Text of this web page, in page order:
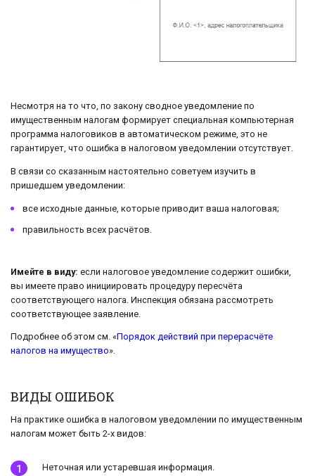
Несмотря на то что, по закону сводное уведомление по
имущественным налогам формирует специальная компьютерная
программа налоговиков в автоматическом режиме, это не
гарантирует, что ошибка в налоговом уведомлении отсутствует.
В связи со сказанным настоятельно советуем изучить в
пришедшем уведомлении:
все исходные данные, которые приводит ваша налоговая;
правильность всех расчётов.
Имейте в виду: если налоговое уведомление содержит ошибки,
вы имеете право инициировать процедуру пересчёта
соответствующего налога. Инспекция обязана рассмотреть
соответствующее заявление.
Подробнее об этом см. «Порядок действий при перерасчёте
налогов на имущество».
ВИДЫ ОШИБОК
На практике ошибка в налоговом уведомлении по имущественным
налогам может быть 2-х видов:
Неточная или устаревшая информация.